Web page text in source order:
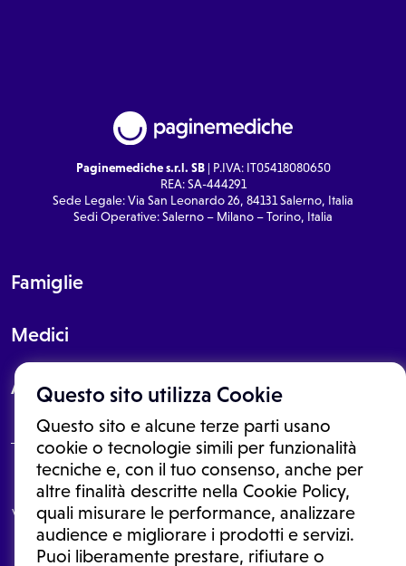
Questo sito utilizza Cookie
Questo sito e alcune terze parti usano
cookie o tecnologie simili per funzionalità
tecniche e, con il tuo consenso, anche per
altre finalità descritte nella Cookie Policy,
quali misurare le performance, analizzare
audience e migliorare i prodotti e servizi.
Puoi liberamente prestare, rifiutare o
Paginemediche s.r.l. SB| P.IVA: IT05418080650
REA: SA-444291
Sede Legale: Via San Leonardo 26, 84131 Salerno, Italia
Sedi Operative: Salerno – Milano – Torino, Italia
Famiglie
Medici
About
Le informazioni proposte in questo sito non sono un consulto medico.
In nessun caso, queste informazioni sostituiscono un consulto, una
visita o una diagnosi formulata dal medico. Non si devono considerare
le informazioni disponibili come suggerimenti per la formulazione di
una diagnosi, la determinazione di un trattamento o l'assunzione o
sospensione di un farmaco senza prima consultare un medico di